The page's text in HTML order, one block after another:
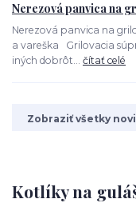
Nerezová panvica na
Nerezová panvica na
a vareška Grilovacia
iných dobrôt... čítať celé
Zobraziť všetky
Kotlíky na